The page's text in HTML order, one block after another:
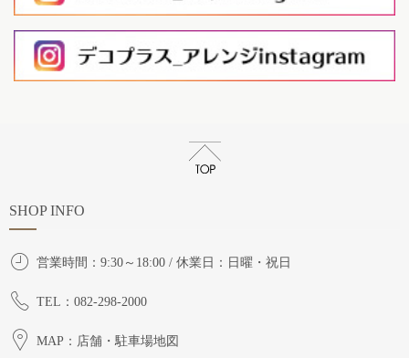
SHOP INFO
営業時間：9:30～18:00 / 休業日：日曜・祝日
TEL：082-298-2000
MAP：店舗・駐車場地図